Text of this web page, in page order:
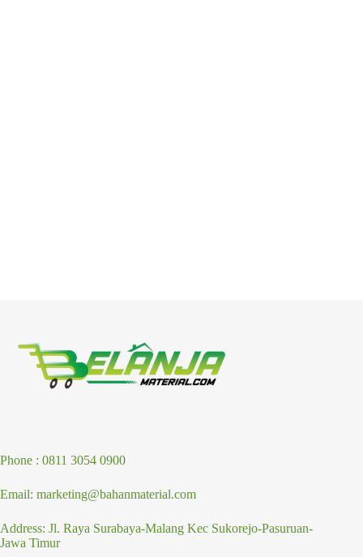
Phone : 0811 3054 0900
Email: marketing@bahanmaterial.com
Address: Jl. Raya Surabaya-Malang Kec Sukorejo-Pasuruan-
Jawa Timur